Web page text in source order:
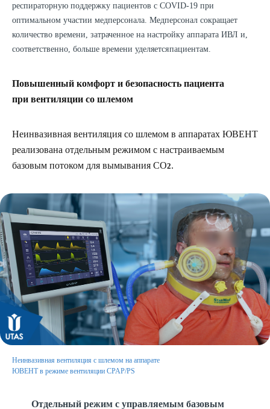
респираторную поддержку пациентов с COVID-19 при
оптимальном участии медперсонала. Медперсонал сокращает
количество времени, затраченное на настройку аппарата ИВЛ и,
соответственно, больше времени уделяется пациентам.
Повышенный комфорт и безопасность пациента
при вентиляции со шлемом
Неинвазивная вентиляция со шлемом в аппаратах ЮВЕНТ
реализована отдельным режимом с настраиваемым
базовым потоком для вымывания СО2.
Неинвазивная вентиляция с шлемом на аппарате
ЮВЕНТ в режиме вентиляции CPAP/PS
Отдельный режим с управляемым базовым